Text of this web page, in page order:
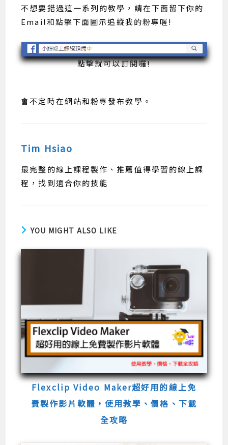
不想要錯過這一系列的教學，請在下面留下你的
Email和點擊下面圖示追縱我的粉專喔!
點擊就可以訂閱囉!
會不定時在網站和粉專發布教學。
Tim Hsiao
最完整的線上課程製作、推薦值得學習的線上課
程，找到適合你的技能
YOU MIGHT ALSO LIKE
Flexclip Video Maker超好用的線上免
費製作影片軟體，使用教學、價格、下載
全攻略